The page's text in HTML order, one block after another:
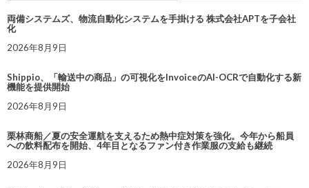
両備システムズ、物流自動化システムを手掛ける 株式会社APTを子会社
化
2026年8月9日
Shippio、「輸送中の商品」の可視化をInvoiceのAI-OCRで自動化する新
機能を提供開始
2026年8月9日
栗林商船／夏の安全運航を支えるため熱中症対策を強化。今年から船員
への飲料配布を開始、4年目となるファン付き作業服の支給も継続
2026年8月9日